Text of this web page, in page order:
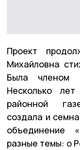
Проект
Михайловна
Была членом
Несколько
районной
создала и
объединение
разные темы: о